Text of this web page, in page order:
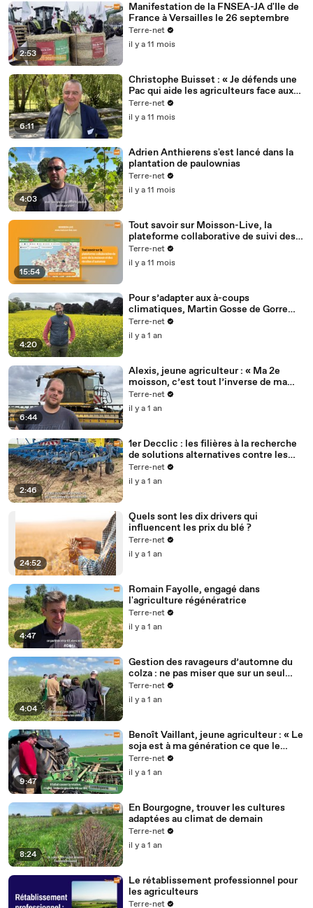
2:53
Manifestation de la FNSEA-JA d'Ile de
France à Versailles le 26 septembre
Terre-net
il y a 11 mois
6:11
Christophe Buisset : « Je défends une
Pac qui aide les agriculteurs face aux
risques et non plus à l’hectare »
Terre-net
il y a 11 mois
4:03
Adrien Anthierens s'est lancé dans la
plantation de paulownias
Terre-net
il y a 11 mois
15:54
Tout savoir sur Moisson-Live, la
plateforme collaborative de suivi des
récoltes
Terre-net
il y a 11 mois
4:20
Pour s’adapter aux à-coups
climatiques, Martin Gosse de Gorre
repense son exploitation
Terre-net
il y a 1 an
6:44
Alexis, jeune agriculteur : « Ma 2e
moisson, c’est tout l’inverse de ma
1ère »
Terre-net
il y a 1 an
2:46
1er Decclic : les filières à la recherche
de solutions alternatives contre les
dicotylédones
Terre-net
il y a 1 an
24:52
Quels sont les dix drivers qui
influencent les prix du blé ?
Terre-net
il y a 1 an
4:47
Romain Fayolle, engagé dans
l'agriculture régénératrice
Terre-net
il y a 1 an
4:04
Gestion des ravageurs d’automne du
colza : ne pas miser que sur un seul
levier
Terre-net
il y a 1 an
9:47
Benoît Vaillant, jeune agriculteur : « Le
soja est à ma génération ce que le
colza était à celle de mon père »
Terre-net
il y a 1 an
8:24
En Bourgogne, trouver les cultures
adaptées au climat de demain
Terre-net
il y a 1 an
Le rétablissement professionnel pour
les agriculteurs
Terre-net